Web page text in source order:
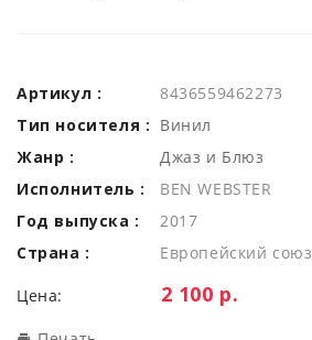
Артикул :
8436559462273
Тип носителя : Винил
Жанр :
Джаз и Блюз
Исполнитель :
BEN WEBSTER
Год выпуска :
2017
Страна :
Европейский союз
Цена: Цена:
2 100 р.